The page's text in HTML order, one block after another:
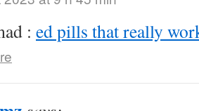
: ed pills that really